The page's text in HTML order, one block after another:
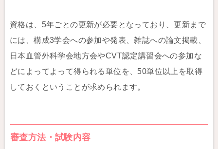
資格は、5年ごとの更新が必要となっており、更新まで
には、構成3学会への参加や発表、雑誌への論文掲載、
日本血管外科学会地方会やCVT認定講習会への参加な
どによってよって得られる単位を、50単位以上を取得
しておくということが求められます。
審査方法・試験内容